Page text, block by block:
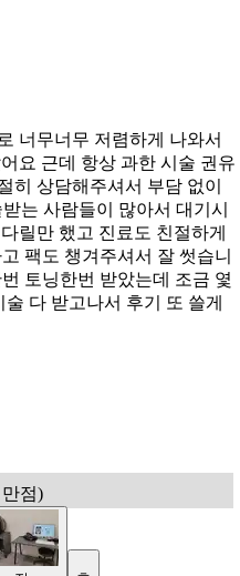
너무너무 저렴하게 나와서
요 근데 항상 과한 시술 권유
히 상담해주셔서 부담 없이
는 사람들이 많아서 대기시
릴만 했고 진료도 친절하게
팩도 챙겨주셔서 잘 썻습니
토닝한번 받았는데 조금 옃
다 받고나서 후기 또 쓸게
점)